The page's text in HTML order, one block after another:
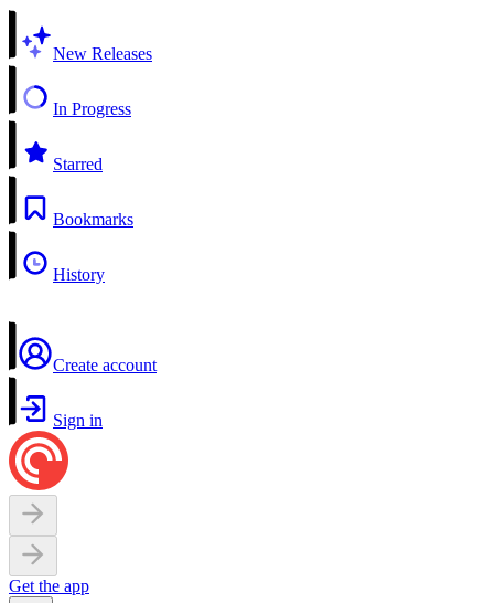
New Releases
In Progress
Starred
Bookmarks
History
Create account
Sign in
Get the app